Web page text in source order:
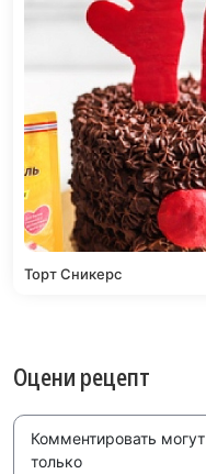
Торт Сникерс
Оцени рецепт
Комментировать могут
только